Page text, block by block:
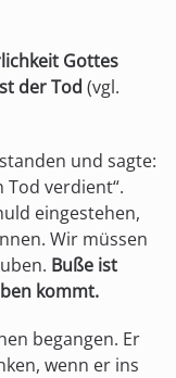
Gottes
der Tod (vgl.
und sagte:
Tod verdient“.
eingestehen,
Wir müssen
Buße ist
kommt.
begangen. Er
wenn er ins